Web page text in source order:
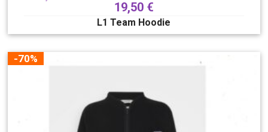
19,50 €
L1 Team Hoodie
-70%